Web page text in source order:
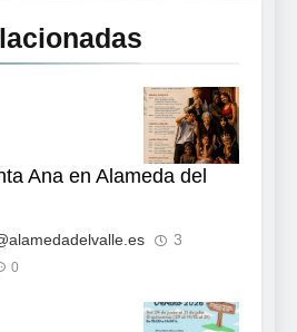
Ana en Alameda del
3
0